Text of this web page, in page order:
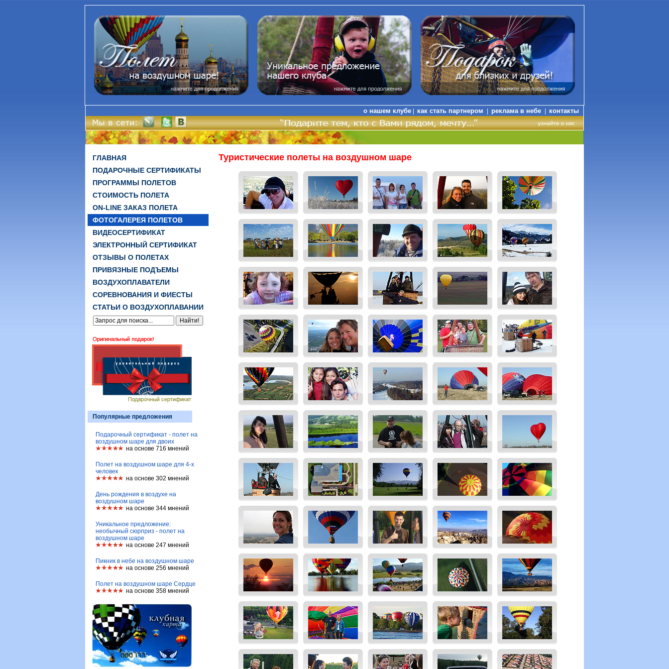
о нашем клубе как стать партнером реклама в небе контакты
ГЛАВНАЯ
ПОДАРОЧНЫЕ СЕРТИФИКАТЫ
ПРОГРАММЫ ПОЛЕТОВ
СТОИМОСТЬ ПОЛЕТА
ON-LINE ЗАКАЗ ПОЛЕТА
ФОТОГАЛЕРЕЯ ПОЛЕТОВ
ВИДЕОСЕРТИФИКАТ
ЭЛЕКТРОННЫЙ СЕРТИФИКАТ
ОТЗЫВЫ О ПОЛЕТАХ
ПРИВЯЗНЫЕ ПОДЪЕМЫ
ВОЗДУХОПЛАВАТЕЛИ
СОРЕВНОВАНИЯ И ФИЕСТЫ
СТАТЬИ О ВОЗДУХОПЛАВАНИИ
Популярные предложения
Подарочный сертификат - полет на
воздушном шаре для двоих
на основе 716 мнений
Полет на воздушном шаре для 4-х
человек
на основе 302 мнений
День рождения в воздухе на
воздушном шаре
на основе 344 мнений
Уникальное предложение:
необычный сюрприз - полет на
воздушном шаре
на основе 247 мнений
Пикник в небе на воздушном шаре
на основе 256 мнений
Полет на воздушном шаре Сердце
на основе 358 мнений
Туристические полеты на воздушном шаре